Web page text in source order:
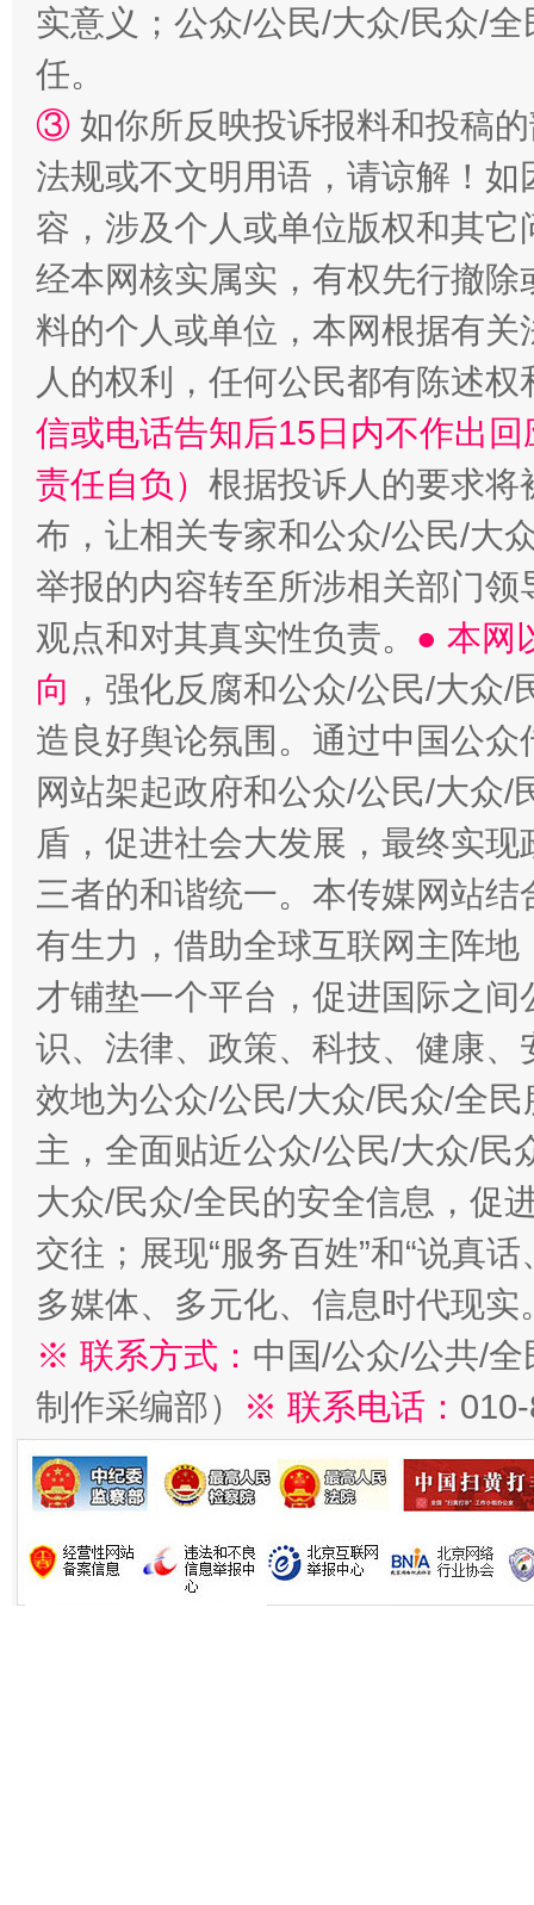
实意义；公众/公民/大众/民众/
任。
③ 如你所反映投诉报料和投稿
法规或不文明用语，请谅解！
容，涉及个人或单位版权和其它
经本网核实属实，有权先行撤
料的个人或单位，本网根据有
人的权利，任何公民都有陈述
信或电话告知后15日内不作出
责任自负） 根据投诉人的要求将
布，让相关专家和公众/公民/大
举报的内容转至所涉相关部门
观点和对其真实性负责。 ● 本网
向 ，强化反腐和公众/公民/大众
造良好舆论氛围。通过中国公
网站架起政府和公众/公民/大众
盾，促进社会大发展，最终实
三者的和谐统一。本传媒网站
有生力，借助全球互联网主阵
才铺垫一个平台，促进国际之
识、法律、政策、科技、健康
效地为公众/公民/大众/民众/全
主，全面贴近公众/公民/大众/民
大众/民众/全民的安全信息，促
交往；展现“服务百姓”和“说真
多媒体、多元化、信息时代现实
※ 联系方式： 中国/公众/公共/
制作采编部）
※ 联系电话：